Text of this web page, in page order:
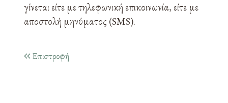
γίνεται είτε με τηλεφωνική επικοινωνία, είτε με
αποστολή μηνύματος (SMS).
Επιστροφή